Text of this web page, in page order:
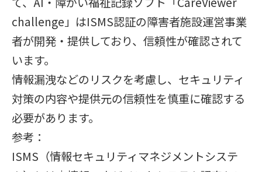
challenge」はISMS認証の障害者施設運営事業
者が開発・提供しており、信頼性が確認されて
います。
情報漏洩などのリスクを考慮し、セキュリティ
対策の内容や提供元の信頼性を慎重に確認する
必要があります。
参考：
ISMS（情報セキュリティマネジメントシステ